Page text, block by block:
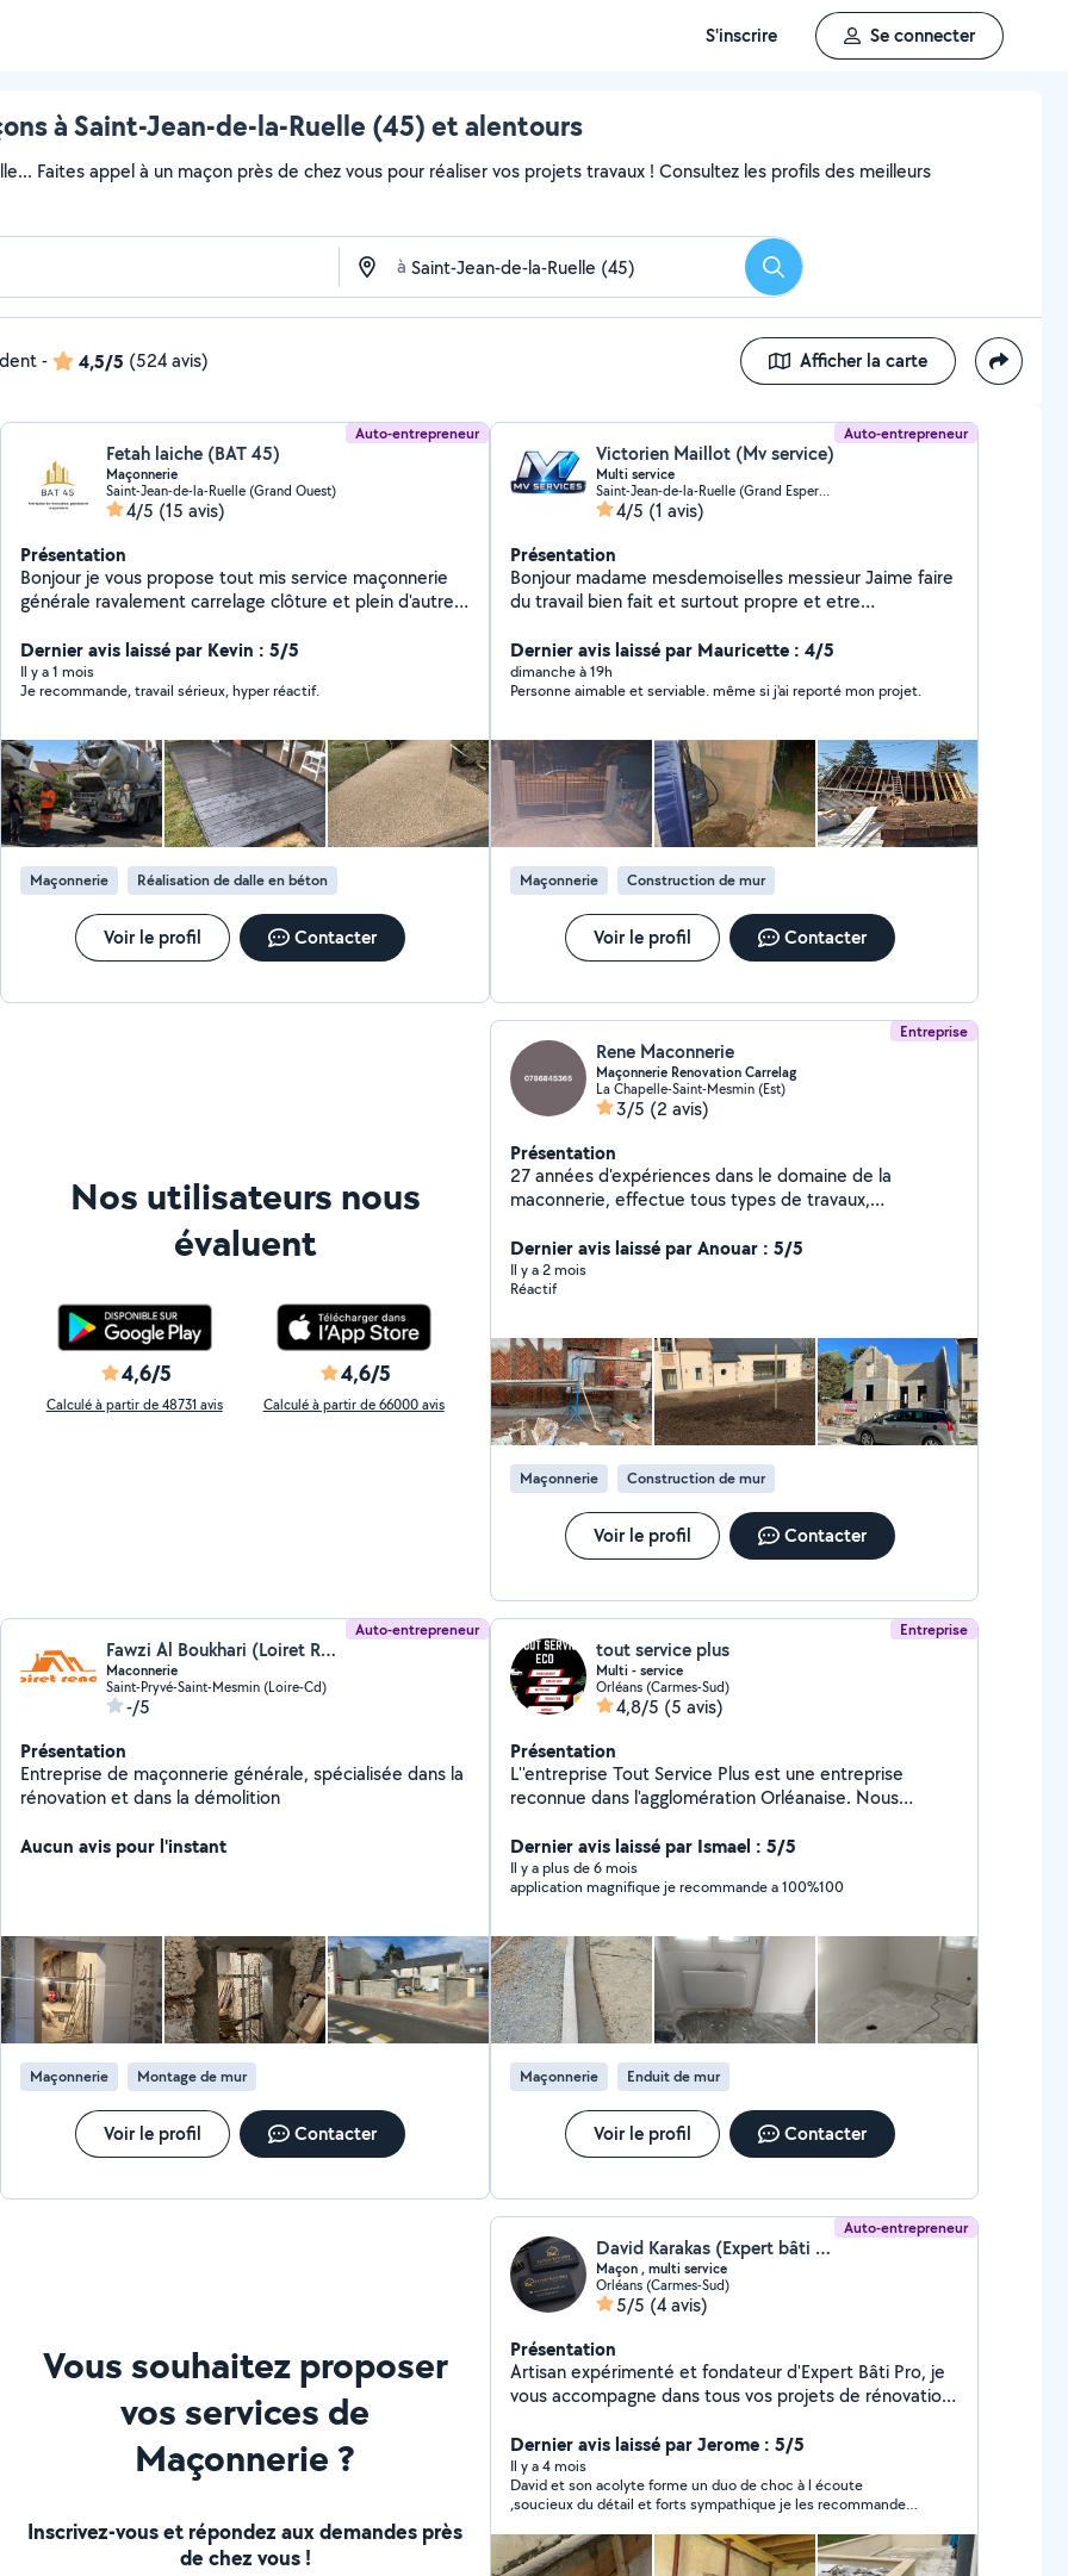
S'inscrire Se connecter
à Saint-Jean-de-la-Ruelle (45) et alentours
Faites appel à un maçon près de chez vous pour réaliser vos projets travaux ! Consultez les profils des meilleurs
à Rechercher
- 4,5/5 (524 avis) Afficher la carte
Auto-entrepreneur
Fetah laiche (BAT 45)
Maçonnerie
Saint-Jean-de-la-Ruelle (Grand Ouest)
4/5 (15 avis)
Présentation
Bonjour je vous propose tout mis service maçonnerie
générale ravalement carrelage clôture et plein d'autres
Dernier avis laissé par Kevin : 5/5
Il y a 1 mois
Je recommande, travail sérieux, hyper réactif.
Maçonnerie Réalisation de dalle en béton
Voir le profil Contacter
Auto-entrepreneur
Victorien Maillot (Mv service)
Multi service
Saint-Jean-de-la-Ruelle (Grand Espere Est)
4/5 (1 avis)
Présentation
Bonjour madame mesdemoiselles messieur Jaime faire
du travail bien fait et surtout propre et etre
en fonction du metre carre Peinture , petite
maçonnerie , entretien des espace vert , enduit ,
ratissage , preparation des supports, nettoyage des
publics légers et petits travaux extérieurs , petits
démolition tout type . Merci a vous
Dernier avis laissé par Mauricette : 4/5
dimanche à 19h
Personne aimable et serviable. même si j'ai reporté mon projet.
Maçonnerie Construction de mur
Voir le profil Contacter
Nos utilisateurs nous
évaluent
4,6/5
Calculé à partir de 48731 avis
4,6/5
Calculé à partir de 66000 avis
Entreprise
Rene Maconnerie
Maçonnerie Renovation Carrelag
La Chapelle-Saint-Mesmin (Est)
3/5 (2 avis)
Présentation
27 années d'expériences dans le domaine de la
maconnerie, effectue tous types de travaux,
désactivé, enduit, carrelage
Dernier avis laissé par Anouar : 5/5
Il y a 2 mois
Réactif
Maçonnerie Construction de mur
Voir le profil Contacter
Auto-entrepreneur
Fawzi Al Boukhari (Loiret Renov)
Maconnerie
Saint-Pryvé-Saint-Mesmin (Loire-Cd)
-/5
Présentation
Entreprise de maçonnerie générale, spécialisée dans la
rénovation et dans la démolition
Aucun avis pour l'instant
Maçonnerie Montage de mur
Voir le profil Contacter
Entreprise
tout service plus
Multi - service
Orléans (Carmes-Sud)
4,8/5 (5 avis)
Présentation
L''entreprise Tout Service Plus est une entreprise
reconnue dans l'agglomération Orléanaise. Nous
plaquiste - jardinerie - plomberie - Carrelage -
Désencombrements caves et grenier Avant d'être
prestataires nous avons été clients et c'est pour cela
VALLOIRE HABITAT - DERET - Particulier du Loirétains
Dernier avis laissé par Ismael : 5/5
Il y a plus de 6 mois
application magnifique je recommande a 100%100
Maçonnerie Enduit de mur
Voir le profil Contacter
Vous souhaitez proposer
vos services de
Maçonnerie ?
Inscrivez-vous et répondez aux demandes près
de chez vous !
Auto-entrepreneur
David Karakas (Expert bâti pro)
Maçon , multi service
Orléans (Carmes-Sud)
5/5 (4 avis)
Présentation
Artisan expérimenté et fondateur d'Expert Bâti Pro, je
vous accompagne dans tous vos projets de rénovation
carrelage, couverture et travaux multiservices, je
réalise des prestations soignées, durables et au juste
prix. Sérieux, réactif et à l'écoute, je m'engage à fournir
un travail propre avec des finitions de qualité. Devis
gratuit et intervention rapide dans le Loiret et
alentours.
Dernier avis laissé par Jerome : 5/5
Il y a 4 mois
David et son acolyte forme un duo de choc à l écoute
,soucieux du détail et forts sympathique je les recommande
un muret de terrasse qui était dans un piteux état. Merci
encore à eux